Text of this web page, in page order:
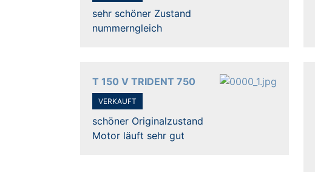
sehr schöner Zustand
nummerngleich
T 150 V TRIDENT 750
VERKAUFT
schöner Originalzustand
Motor läuft sehr gut